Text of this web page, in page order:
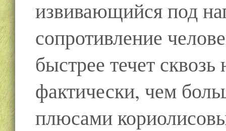
извивающийся под
сопротивление
быстрее течет сквозь
фактически, чем
плюсами